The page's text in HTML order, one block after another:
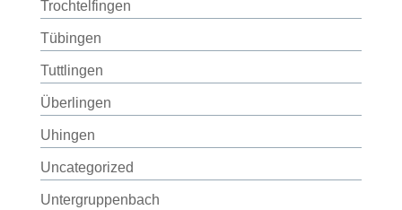
Trochtelfingen
Tübingen
Tuttlingen
Überlingen
Uhingen
Uncategorized
Untergruppenbach